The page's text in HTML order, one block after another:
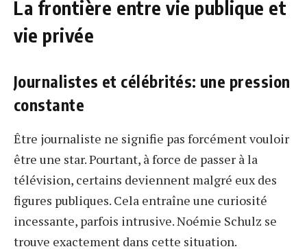
La frontière entre vie publique et
vie privée
Journalistes et célébrités: une pression
constante
Être journaliste ne signifie pas forcément vouloir
être une star. Pourtant, à force de passer à la
télévision, certains deviennent malgré eux des
figures publiques. Cela entraîne une curiosité
incessante, parfois intrusive. Noémie Schulz se
trouve exactement dans cette situation.